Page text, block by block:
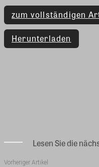
zum vollständigen
Herunterladen
Lesen Sie die
Vorheriger Artikel